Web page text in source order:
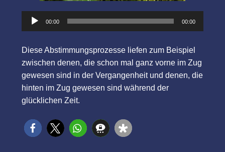
Audio-
Player
00:00 00:00
Diese Abstimmungsprozesse liefen zum Beispiel
zwischen denen, die schon mal ganz vorne im Zug
gewesen sind in der Vergangenheit und denen, die
hinten im Zug gewesen sind während der
glücklichen Zeit.